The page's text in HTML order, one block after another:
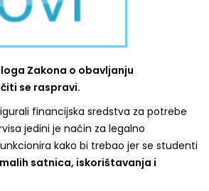
Zakona o obavljanju
se raspravi.
financijska sredstva za potrebe
jedini je način za legalno
kako bi trebao jer se studenti
satnica, iskorištavanja i